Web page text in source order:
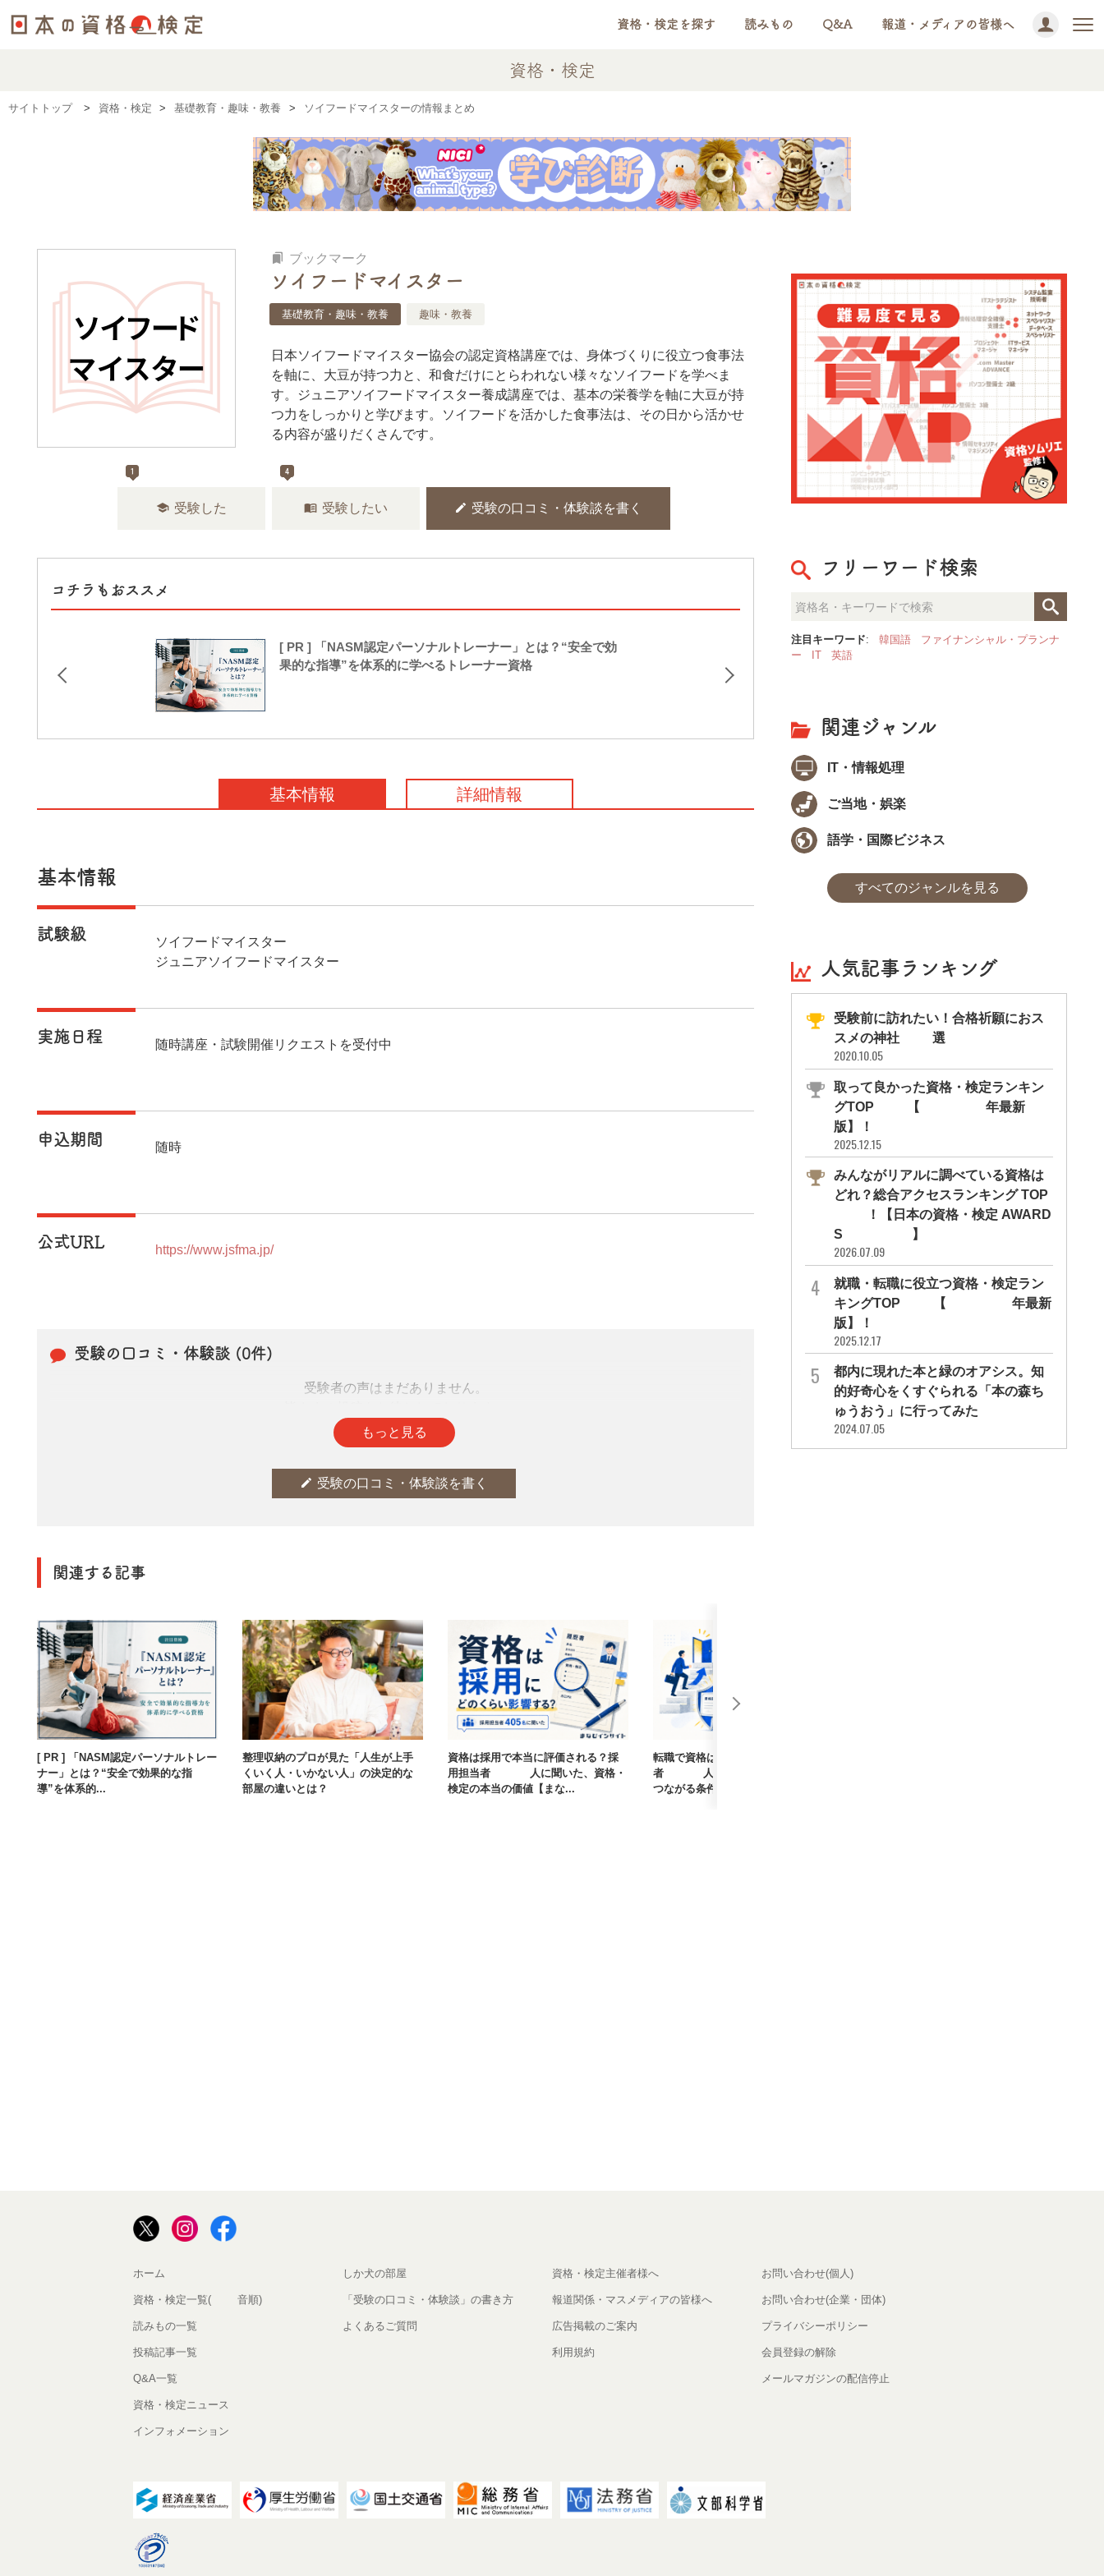
資格・検定を探す 読みもの Q&A 報道・メディアの皆様へ
資格・検定
サイトトップ 資格・検定 基礎教育・趣味・教養 ソイフードマイスターの情報まとめ
bookmarks ブックマーク
ソイフードマイスター
基礎教育・趣味・教養 趣味・教養
日本ソイフードマイスター協会の認定資格講座では、身体づくりに役立つ食事法
を軸に、大豆が持つ力と、和食だけにとらわれない様々なソイフードを学べま
す。ジュニアソイフードマイスター養成講座では、基本の栄養学を軸に大豆が持
つ力をしっかりと学びます。ソイフードを活かした食事法は、その日から活かせ
る内容が盛りだくさんです。
1
school 受験した
4
menu_book 受験したい edit 受験の口コミ・体験談を書く
コチラもおススメ
[ PR ] 「NASM認定パーソナルトレーナー」とは？“安全で効
果的な指導”を体系的に学べるトレーナー資格
整理収納のプロが見た「人生が
基本情報 詳細情報
基本情報
試験級
ソイフードマイスター
ジュニアソイフードマイスター
実施日程 随時講座・試験開催リクエストを受付中
申込期間 随時
公式URL https://www.jsfma.jp/
受験の口コミ・体験談 (0件)
受験者の声はまだありません。
もっと見る
edit 受験の口コミ・体験談を書く
関連する記事
[ PR ] 「NASM認定パーソナルトレー
ナー」とは？“安全で効果的な指
導”を体系的...
整理収納のプロが見た「人生が上手
くいく人・いかない人」の決定的な
部屋の違いとは？
資格は採用で本当に評価される？採
用担当者405人に聞いた、資格・
検定の本当の価値【まな...
転職で資格は武器になる？採用担当
者405人に聞いた、資格が評価に
つながる条件【まなびイ...
フリーワード検索
注目キーワード: 韓国語
ファイナンシャル・プランナ
ー
IT 英語
関連ジャンル
IT・情報処理
ご当地・娯楽
語学・国際ビジネス
すべてのジャンルを見る
人気記事ランキング
受験前に訪れたい！合格祈願におス
スメの神社11選
2020.10.05
取って良かった資格・検定ランキン
グTOP10【2026年最新
版】！
2025.12.15
みんながリアルに調べている資格は
どれ？総合アクセスランキング TOP
10！【日本の資格・検定 AWARD
S 2026】
2026.07.09
就職・転職に役立つ資格・検定ラン
キングTOP30【2026年最新
版】！
2025.12.17
都内に現れた本と緑のオアシス。知
的好奇心をくすぐられる「本の森ち
ゅうおう」に行ってみた
2024.07.05
ホーム
資格・検定一覧(50音順)
読みもの一覧
投稿記事一覧
Q&A一覧
資格・検定ニュース
インフォメーション
しか犬の部屋
「受験の口コミ・体験談」の書き方
よくあるご質問
資格・検定主催者様へ
報道関係・マスメディアの皆様へ
広告掲載のご案内
利用規約
お問い合わせ(個人)
お問い合わせ(企業・団体)
プライバシーポリシー
会員登録の解除
メールマガジンの配信停止